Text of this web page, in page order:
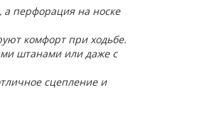
а перфорация на носке
комфорт при ходьбе.
штанами или даже с
сцепление и